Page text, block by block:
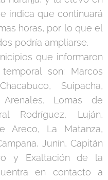
indica que continuará
horas, por lo que el
podría ampliarse.
que informaron
son: Marcos
Suipacha,
Arenales, Lomas de
Rodríguez, Luján,
Areco, La Matanza,
Junín, Capitán
y Exaltación de la
en contacto a